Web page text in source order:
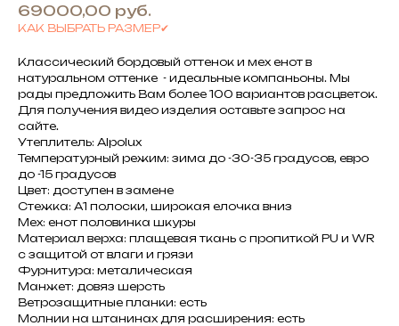
69000,00 руб.
КАК ВЫБРАТЬ РАЗМЕР✔
Классический бордовый оттенок и мех енот в
натуральном оттенке - идеальные компаньоны. Мы
рады предложить Вам более 100 вариантов расцветок.
Для получения видео изделия оставьте запрос на
сайте.
Утеплитель: Alpolux
Температурный режим: зима до -30-35 градусов, евро
до -15 градусов
Цвет: доступен в замене
Стежка: А1 полоски, широкая елочка вниз
Мех: енот половинка шкуры
Материал верха: плащевая ткань с пропиткой PU и WR
с защитой от влаги и грязи
Фурнитура: металическая
Манжет: довяз шерсть
Ветрозащитные планки: есть
Молнии на штанинах для расширения: есть